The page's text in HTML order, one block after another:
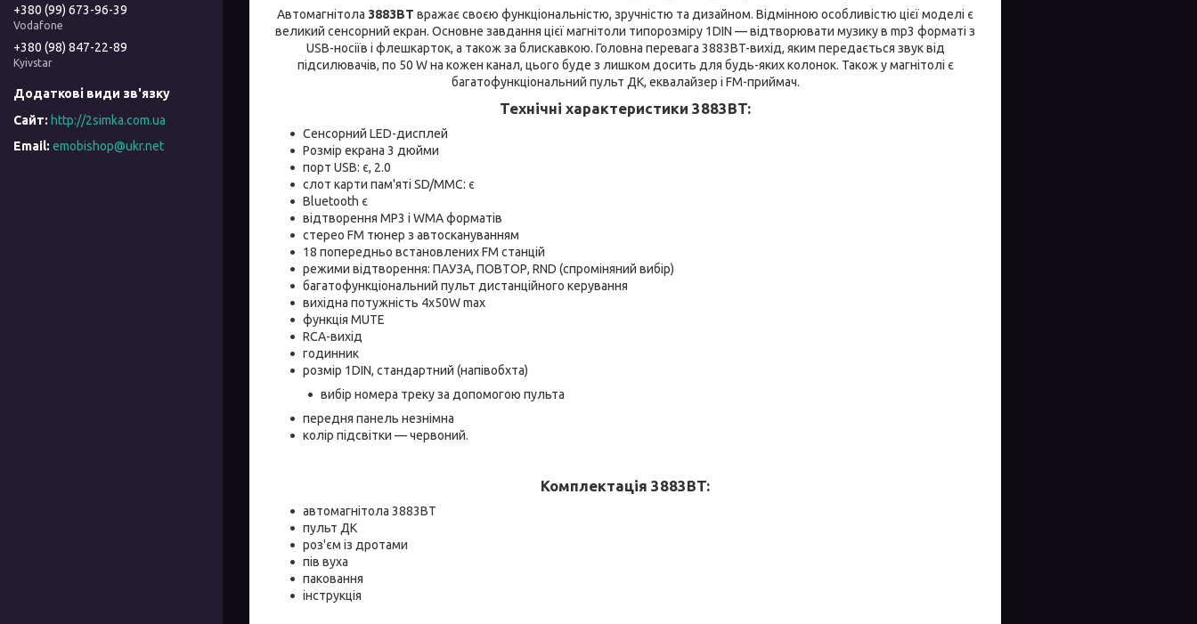
Автомагнітола 3883BT вражає своєю функціональністю, зручністю та дизайном. Відмінною особливістю цієї моделі є
великий сенсорний екран. Основне завдання цієї магнітоли типорозміру 1DIN — відтворювати музику в mp3 форматі з
USB-носіїв і флешкарток, а також за блискавкою. Головна перевага 3883BT-вихід, яким передається звук від
підсилювачів, по 50 W на кожен канал, цього буде з лишком досить для будь-яких колонок. Також у магнітолі є
багатофункціональний пульт ДК, еквалайзер і FM-приймач.
Технічні характеристики 3883BT:
Сенсорний LED-дисплей
Розмір екрана 3 дюйми
порт USB: є, 2.0
слот карти пам'яті SD/MMC: є
Bluetooth є
відтворення МР3 і WMA форматів
стерео FM тюнер з автоскануванням
18 попередньо встановлених FM станцій
режими відтворення: ПАУЗА, ПОВТОР, RND (спроміняний вибір)
багатофункціональний пульт дистанційного керування
вихідна потужність 4х50W max
функція MUTE
RCA-вихід
годинник
розмір 1DIN, стандартний (напівобхта)
вибір номера треку за допомогою пульта
передня панель незнімна
колір підсвітки — червоний.
Комплектація 3883BT:
автомагнітола 3883BT
пульт ДК
роз'єм із дротами
пів вуха
паковання
інструкція
+380 (99) 673-96-39
Vodafone
+380 (98) 847-22-89
Kyivstar
http://2simka.com.ua
emobishop@ukr.net